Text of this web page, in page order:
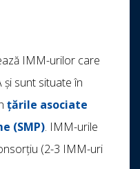
IMM-urilor care
și sunt situate în
țările asociate
(SMP). IMM-urile
(2-3 IMM-uri